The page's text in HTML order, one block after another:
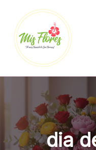
contenido
dia